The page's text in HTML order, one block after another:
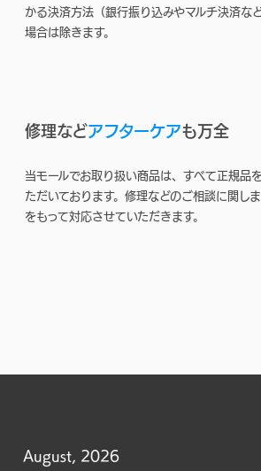
かる決済方法（銀行振り込みやマルチ決済な
場合は除きます。
修理などアフターケアも万全
当モールでお取り扱い商品は、すべて正規品
ただいております。修理などのご相談に関し
をもって対応させていただきます。
August, 2026